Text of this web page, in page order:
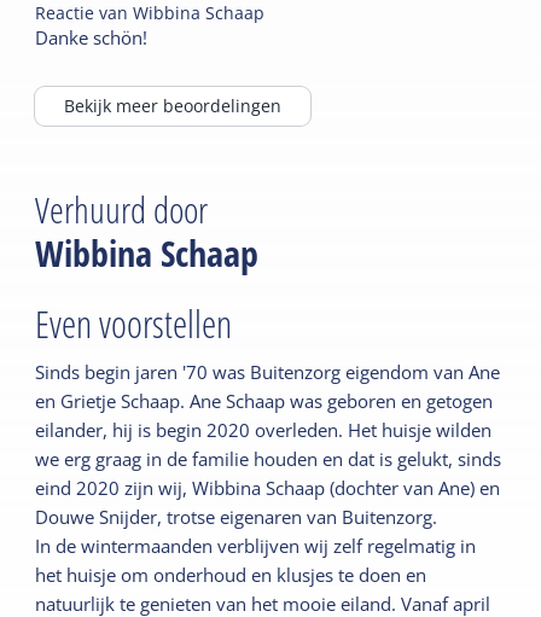
Reactie van Wibbina Schaap
Danke schön!
Bekijk meer beoordelingen
Verhuurd door
Wibbina Schaap
Even voorstellen
Sinds begin jaren '70 was Buitenzorg eigendom van Ane
en Grietje Schaap. Ane Schaap was geboren en getogen
eilander, hij is begin 2020 overleden. Het huisje wilden
we erg graag in de familie houden en dat is gelukt, sinds
eind 2020 zijn wij, Wibbina Schaap (dochter van Ane) en
Douwe Snijder, trotse eigenaren van Buitenzorg.
In de wintermaanden verblijven wij zelf regelmatig in
het huisje om onderhoud en klusjes te doen en
natuurlijk te genieten van het mooie eiland. Vanaf april